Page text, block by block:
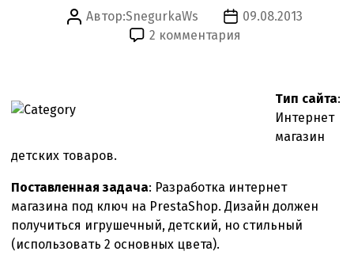
Автор
Автор:SnegurkaWs
Дата
записи
09.08.2013
2 комментария
магазин
игрушек
Тип сайта:
Интернет
магазин
детских товаров.
Поставленная задача: Разработка интернет
магазина под ключ на PrestaShop. Дизайн должен
получиться игрушечный, детский, но стильный
(использовать 2 основных цвета).